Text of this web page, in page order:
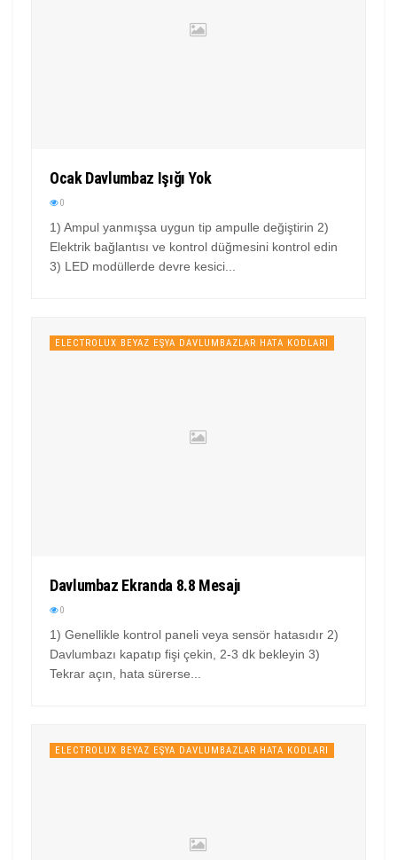
Ocak Davlumbaz Işığı Yok
0
1) Ampul yanmışsa uygun tip ampulle değiştirin 2)
Elektrik bağlantısı ve kontrol düğmesini kontrol edin
3) LED modüllerde devre kesici...
ELECTROLUX BEYAZ EŞYA DAVLUMBAZLAR HATA KODLARI
Davlumbaz Ekranda 8.8 Mesajı
0
1) Genellikle kontrol paneli veya sensör hatasıdır 2)
Davlumbazı kapatıp fişi çekin, 2-3 dk bekleyin 3)
Tekrar açın, hata sürerse...
ELECTROLUX BEYAZ EŞYA DAVLUMBAZLAR HATA KODLARI